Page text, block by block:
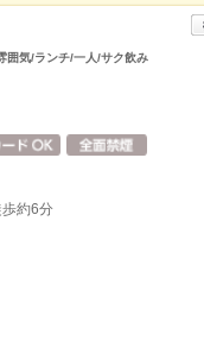
囲気/ランチ/一人/サク飲み
約6分